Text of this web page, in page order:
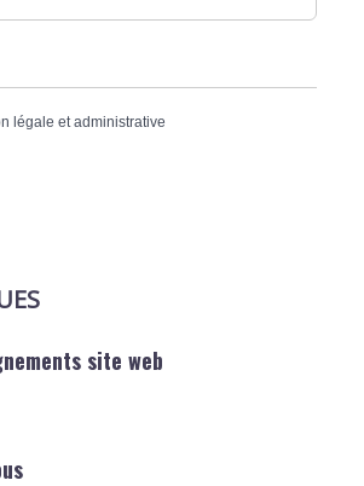
légale et administrative
site web